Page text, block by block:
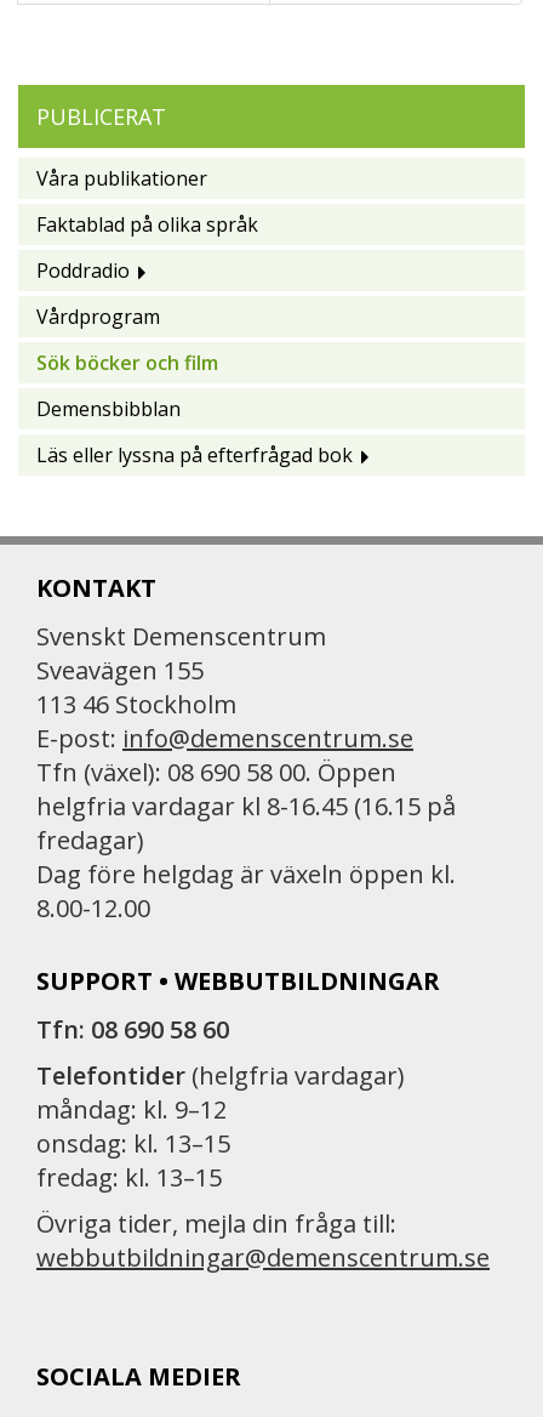
PUBLICERAT
Våra publikationer
Faktablad på olika språk
Poddradio
Vårdprogram
Sök böcker och film
Demensbibblan
Läs eller lyssna på efterfrågad bok
KONTAKT
Svenskt Demenscentrum
Sveavägen 155
113 46 Stockholm
E-post: info@demenscentrum.se
Tfn (växel): 08 690 58 00. Öppen
helgfria vardagar kl 8-16.45 (16.15 på
fredagar)
Dag före helgdag är växeln öppen kl.
8.00-12.00
SUPPORT • WEBBUTBILDNINGAR
Tfn: 08 690 58 60
Telefontider (helgfria vardagar)
måndag: kl. 9–12
onsdag: kl. 13–15
fredag: kl. 13–15
Övriga tider, mejla din fråga till:
webbutbildningar@demenscentrum.se
SOCIALA MEDIER